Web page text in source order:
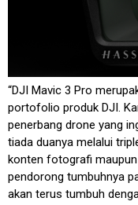
“DJI Mavic 3 Pro
portofolio produk DJI.
penerbang drone yang
tiada duanya melalui
konten fotografi
pendorong tumbuhnya
akan terus tumbuh